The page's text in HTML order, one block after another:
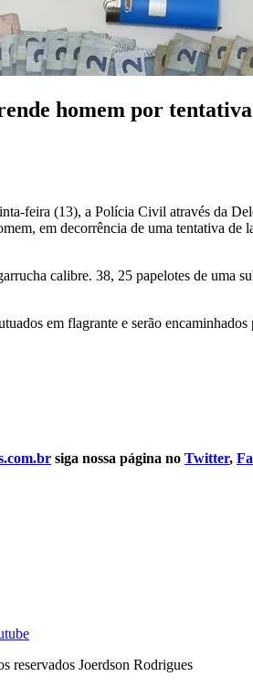
homem por
feira (13), a Polícia Civil através da
em decorrência de uma tentativa
calibre. 38, 25 papelotes de uma
em flagrante e serão
siga nossa página no Twitter,
reservados Joerdson Rodrigues